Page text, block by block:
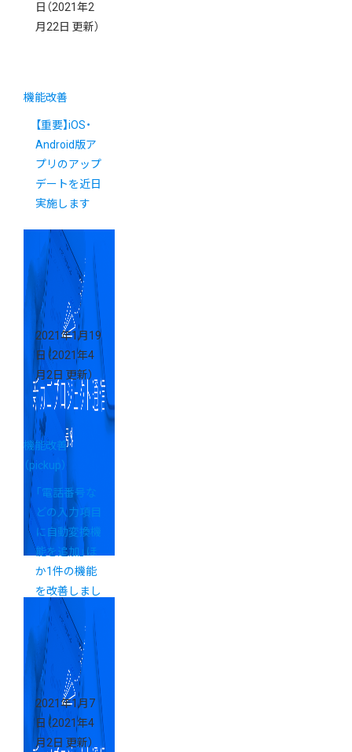
日 （2021年2
月22日 更新）
機能改善
【重要】iOS・
Android版ア
プリのアップ
デートを近日
実施します
2021年1月19
日 （2021年4
月2日 更新）
機能改善
（pickup）
「電話番号な
どの入力項目
に自動変換機
能を追加」ほ
か1件の機能
を改善しまし
た！【新カゴプ
ロジェクト通
信 号外】
2021年1月7
日 （2021年4
月2日 更新）